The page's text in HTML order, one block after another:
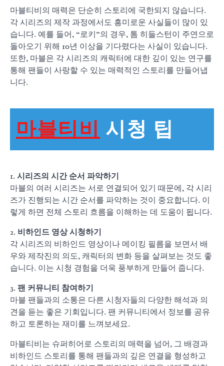
마블티비의 매력은 단순히 스토리에 국한되지 않습니다.
각 시리즈의 제작 과정에서도 흥미로운 사실들이 많이 있
습니다. 예를 들어, “로키”의 경우, 톰 히들스턴이 주연으로
돌아오기 위해 10년 이상을 기다렸다는 사실이 있습니다.
또한, 마블은 각 시리즈의 캐릭터에 대한 깊이 있는 연구를
통해 팬들이 사랑할 수 있는 매력적인 스토리를 만들어냅
니다.
마블티비 시청 팁
1. 시리즈의 시간 순서 파악하기
마블의 여러 시리즈는 서로 연결되어 있기 때문에, 각 시리
즈가 진행되는 시간 순서를 파악하는 것이 중요합니다. 이
렇게 하면 전체 스토리 흐름을 이해하는 데 도움이 됩니다.
2. 비하인드 영상 시청하기
각 시리즈의 비하인드 영상이나 메이킹 필름을 보면서 배
우와 제작진의 의도, 캐릭터의 변화 등을 살펴보는 것도 좋
습니다. 이는 시청 경험을 더욱 풍부하게 만들어 줍니다.
3. 팬 커뮤니티 참여하기
마블 팬들과의 소통은 다른 시청자들의 다양한 해석과 의
견을 듣는 좋은 기회입니다. 팬 커뮤니티에서 정보를 공유
하고 토론하는 재미를 느껴보세요.
마블티비는 슈퍼히어로 스토리의 매력을 넘어, 그 배경과
비하인드 스토리를 통해 팬들과의 깊은 연결을 형성하고